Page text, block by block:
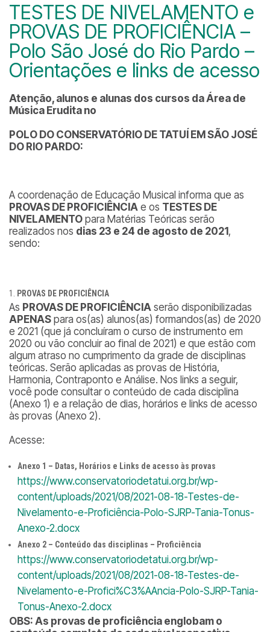
TESTES DE NIVELAMENTO e
PROVAS DE PROFICIÊNCIA –
Polo São José do Rio Pardo –
Orientações e links de acesso
Atenção, alunos e alunas dos cursos da Área de
Música Erudita no
POLO DO CONSERVATÓRIO DE TATUÍ EM SÃO JOSÉ
DO RIO PARDO:
A coordenação de Educação Musical informa que as
PROVAS DE PROFICIÊNCIA e os TESTES DE
NIVELAMENTO para Matérias Teóricas serão
realizados nos dias 23 e 24 de agosto de 2021 ,
sendo:
PROVAS DE PROFICIÊNCIA
As PROVAS DE PROFICIÊNCIA serão disponibilizadas
APENAS para os(as) alunos(as) formandos(as) de 2020
e 2021 (que já concluíram o curso de instrumento em
2020 ou vão concluir ao final de 2021) e que estão com
algum atraso no cumprimento da grade de disciplinas
teóricas. Serão aplicadas as provas de História,
Harmonia, Contraponto e Análise. Nos links a seguir,
você pode consultar o conteúdo de cada disciplina
(Anexo 1) e a relação de dias, horários e links de acesso
às provas (Anexo 2).
Acesse:
Anexo 1 – Datas, Horários e Links de acesso às provas
https://www.conservatoriodetatui.org.br/wp-
content/uploads/2021/08/2021-08-18-Testes-de-
Nivelamento-e-Proficiência-Polo-SJRP-Tania-Tonus-
Anexo-2.docx
Anexo 2 – Conteúdo das disciplinas – Proficiência
https://www.conservatoriodetatui.org.br/wp-
content/uploads/2021/08/2021-08-18-Testes-de-
Nivelamento-e-Profici%C3%AAncia-Polo-SJRP-Tania-
Tonus-Anexo-2.docx
OBS: As provas de proficiência englobam o